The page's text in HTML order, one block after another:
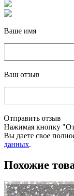
Ваше имя
Ваш отзыв
Отправить отзыв
Нажимая кнопку
Вы даете свое
данных.
Похожие